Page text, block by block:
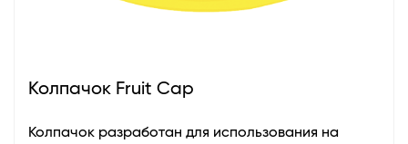
Колпачок Fruit Cap
Колпачок разработан для использования на